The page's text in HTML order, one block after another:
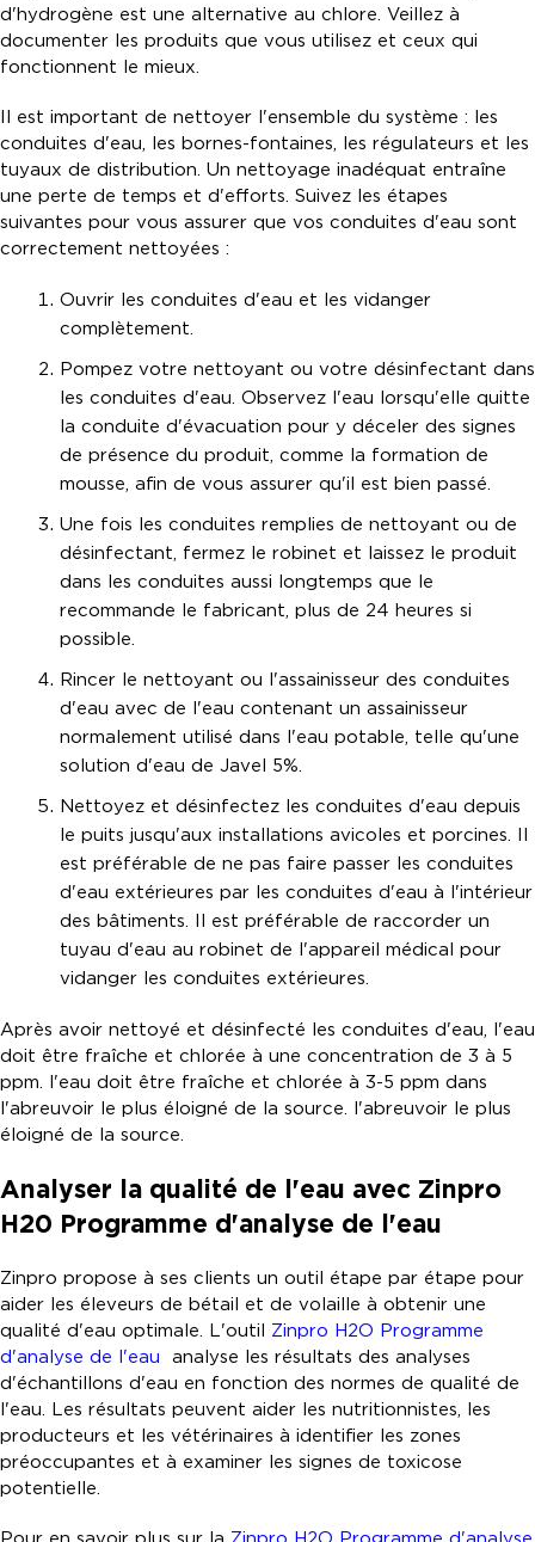
d'hydrogène est une alternative au chlore. Veillez à
documenter les produits que vous utilisez et ceux qui
fonctionnent le mieux.
Il est important de nettoyer l'ensemble du système : les
conduites d'eau, les bornes-fontaines, les régulateurs et les
tuyaux de distribution. Un nettoyage inadéquat entraîne
une perte de temps et d'efforts. Suivez les étapes
suivantes pour vous assurer que vos conduites d'eau sont
correctement nettoyées :
Ouvrir les conduites d'eau et les vidanger
complètement.
Pompez votre nettoyant ou votre désinfectant dans
les conduites d'eau. Observez l'eau lorsqu'elle quitte
la conduite d'évacuation pour y déceler des signes
de présence du produit, comme la formation de
mousse, afin de vous assurer qu'il est bien passé.
Une fois les conduites remplies de nettoyant ou de
désinfectant, fermez le robinet et laissez le produit
dans les conduites aussi longtemps que le
recommande le fabricant, plus de 24 heures si
possible.
Rincer le nettoyant ou l'assainisseur des conduites
d'eau avec de l'eau contenant un assainisseur
normalement utilisé dans l'eau potable, telle qu'une
solution d'eau de Javel 5%.
Nettoyez et désinfectez les conduites d'eau depuis
le puits jusqu'aux installations avicoles et porcines. Il
est préférable de ne pas faire passer les conduites
d'eau extérieures par les conduites d'eau à l'intérieur
des bâtiments. Il est préférable de raccorder un
tuyau d'eau au robinet de l'appareil médical pour
vidanger les conduites extérieures.
Après avoir nettoyé et désinfecté les conduites d'eau, l'eau
doit être fraîche et chlorée à une concentration de 3 à 5
ppm. l'eau doit être fraîche et chlorée à 3-5 ppm dans
l'abreuvoir le plus éloigné de la source. l'abreuvoir le plus
éloigné de la source.
Analyser la qualité de l'eau avec Zinpro
H20 Programme d'analyse de l'eau
Zinpro propose à ses clients un outil étape par étape pour
aider les éleveurs de bétail et de volaille à obtenir une
qualité d'eau optimale. L'outil Zinpro H2O Programme
d'analyse de l'eau analyse les résultats des analyses
d'échantillons d'eau en fonction des normes de qualité de
l'eau. Les résultats peuvent aider les nutritionnistes, les
producteurs et les vétérinaires à identifier les zones
préoccupantes et à examiner les signes de toxicose
potentielle.